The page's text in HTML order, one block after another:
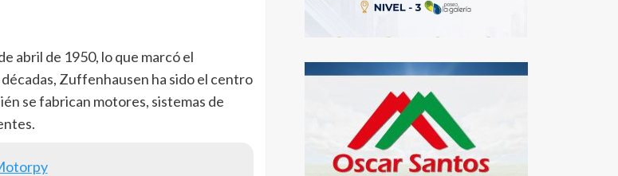
abril de 1950, lo que marcó el
Zuffenhausen ha sido el centro
se fabrican motores, sistemas de